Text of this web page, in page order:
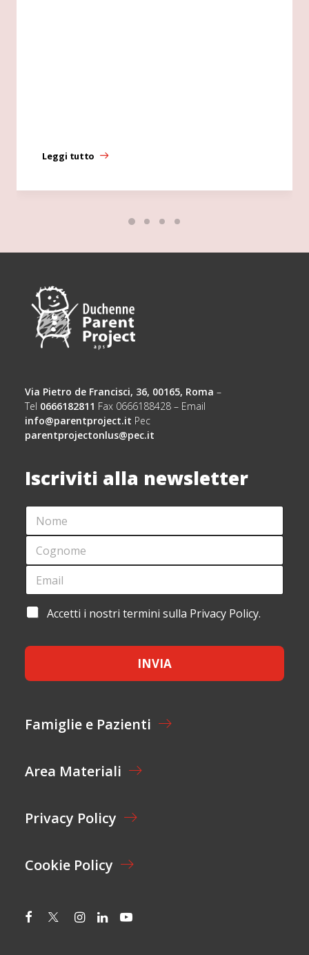
Leggi tutto
Via Pietro de Francisci, 36, 00165, Roma –
Tel 0666182811 Fax 0666188428 – Email
info@parentproject.it Pec
parentprojectonlus@pec.it
Iscriviti alla newsletter
N
M
*
C
G
O
E
*
O
M
E
C
T
Z
I
E
E
A
I
L
A
E
T
O
*
Accetti i nostri termini sulla Privacy Policy.
INVIA
Famiglie e Pazienti
Area Materiali
Privacy Policy
Cookie Policy